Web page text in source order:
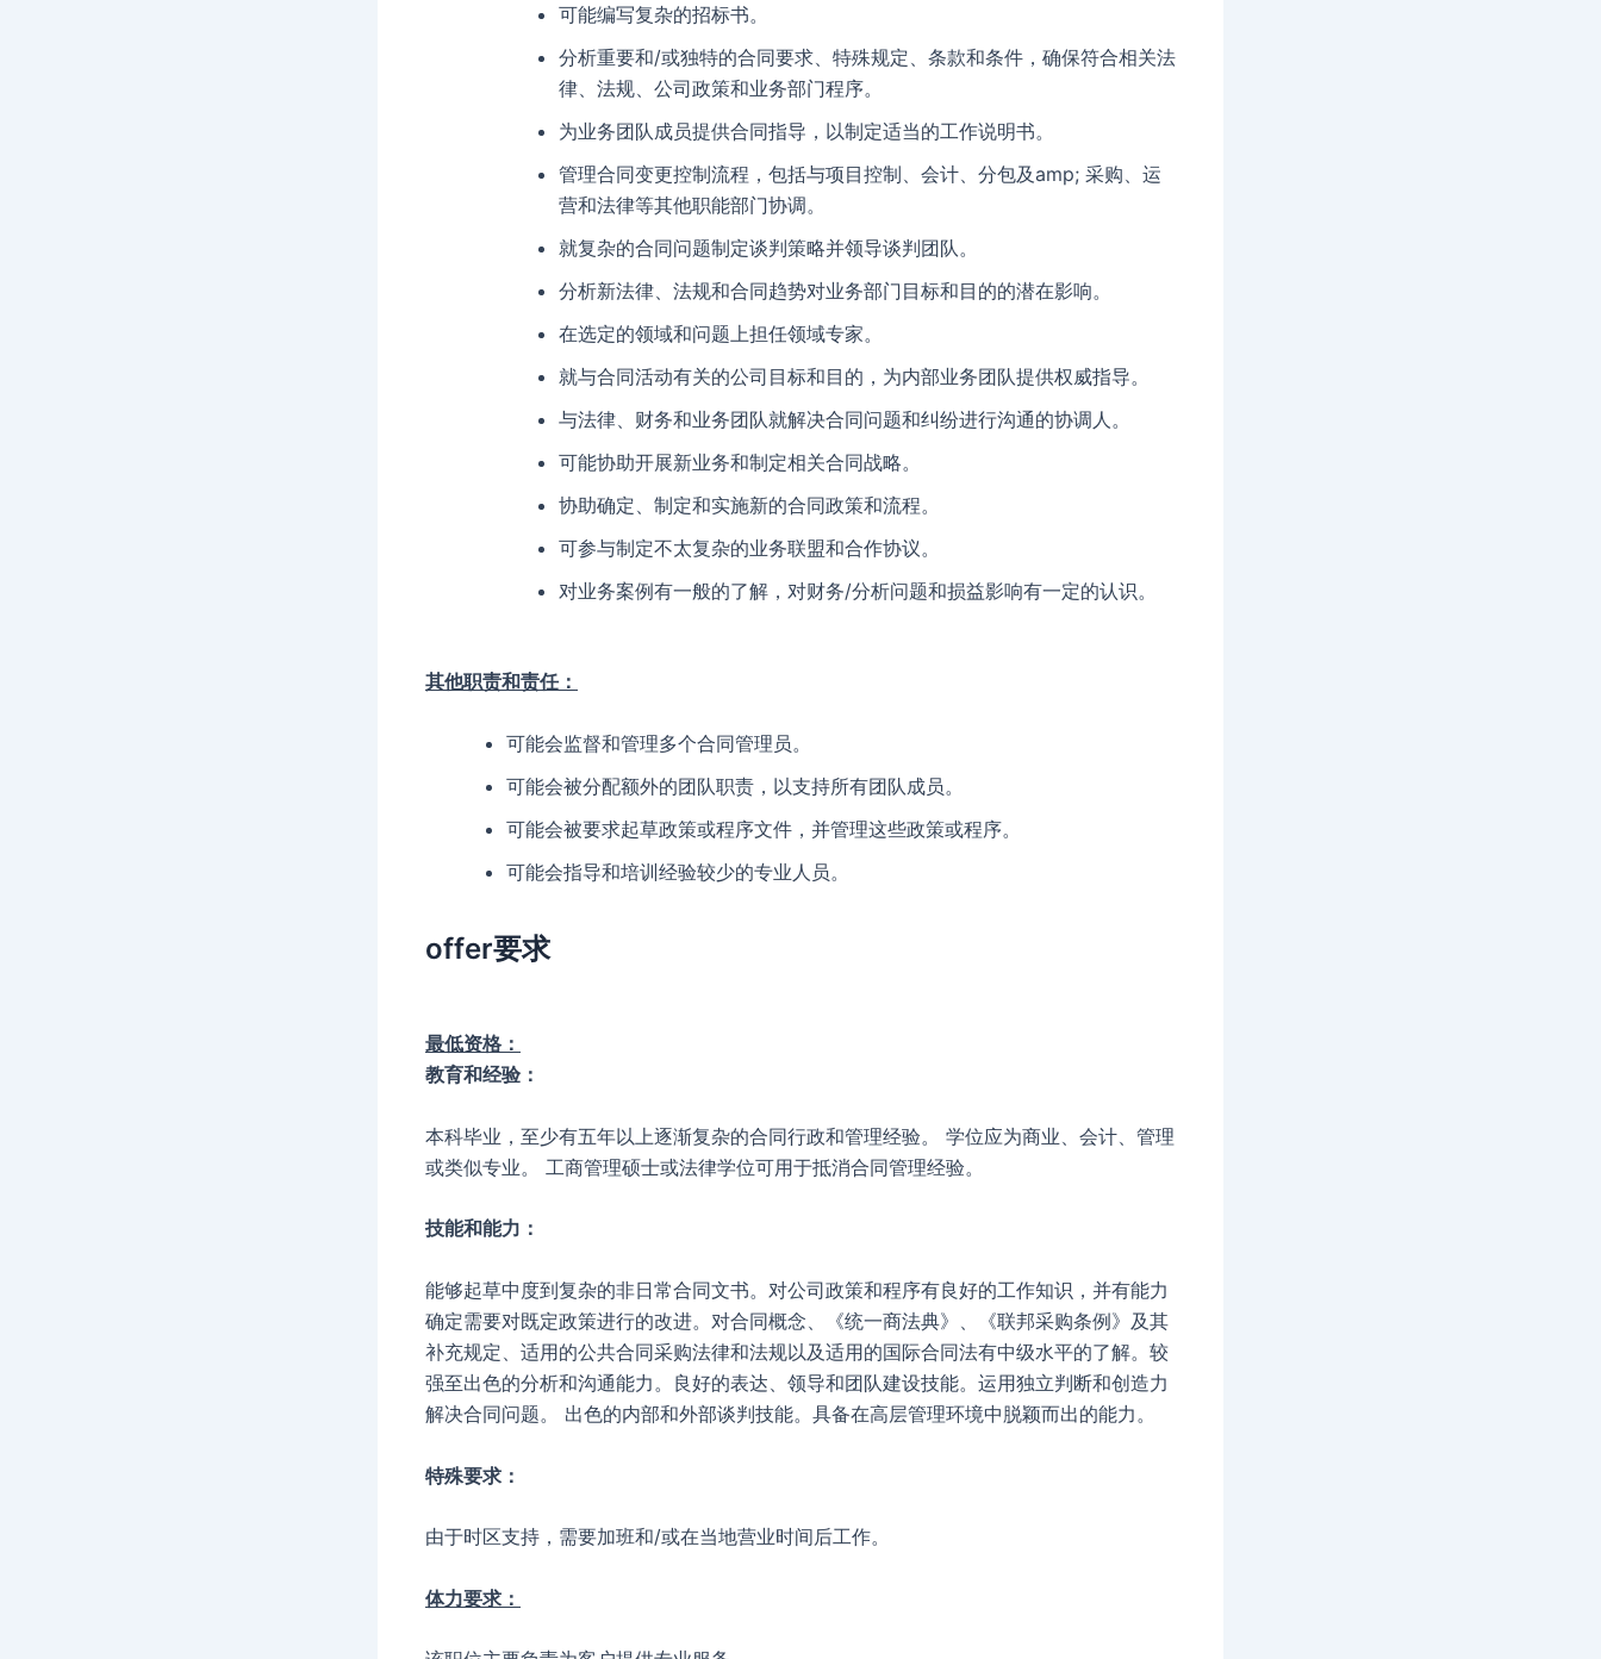
可能编写复杂的招标书。
分析重要和/或独特的合同要求、特殊规定、条款和条件，确保符合相关法
律、法规、公司政策和业务部门程序。
为业务团队成员提供合同指导，以制定适当的工作说明书。
管理合同变更控制流程，包括与项目控制、会计、分包及amp; 采购、运
营和法律等其他职能部门协调。
就复杂的合同问题制定谈判策略并领导谈判团队。
分析新法律、法规和合同趋势对业务部门目标和目的的潜在影响。
在选定的领域和问题上担任领域专家。
就与合同活动有关的公司目标和目的，为内部业务团队提供权威指导。
与法律、财务和业务团队就解决合同问题和纠纷进行沟通的协调人。
可能协助开展新业务和制定相关合同战略。
协助确定、制定和实施新的合同政策和流程。
可参与制定不太复杂的业务联盟和合作协议。
对业务案例有一般的了解，对财务/分析问题和损益影响有一定的认识。
其他职责和责任：
可能会监督和管理多个合同管理员。
可能会被分配额外的团队职责，以支持所有团队成员。
可能会被要求起草政策或程序文件，并管理这些政策或程序。
可能会指导和培训经验较少的专业人员。
offer要求
最低资格：
教育和经验：
本科毕业，至少有五年以上逐渐复杂的合同行政和管理经验。 学位应为商业、会计、管理
或类似专业。 工商管理硕士或法律学位可用于抵消合同管理经验。
技能和能力：
能够起草中度到复杂的非日常合同文书。对公司政策和程序有良好的工作知识，并有能力
确定需要对既定政策进行的改进。对合同概念、《统一商法典》、《联邦采购条例》及其
补充规定、适用的公共合同采购法律和法规以及适用的国际合同法有中级水平的了解。较
强至出色的分析和沟通能力。良好的表达、领导和团队建设技能。运用独立判断和创造力
解决合同问题。 出色的内部和外部谈判技能。具备在高层管理环境中脱颖而出的能力。
特殊要求：
由于时区支持，需要加班和/或在当地营业时间后工作。
体力要求：